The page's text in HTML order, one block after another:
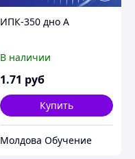
ИПК-350 дно А
В наличии
1.71 руб
Купить
Молдова Обучение